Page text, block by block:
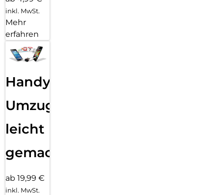
inkl. MwSt.
Mehr
erfahren
Handy
Umzug
leicht
gemacht!
ab 19,99 €
inkl. MwSt.